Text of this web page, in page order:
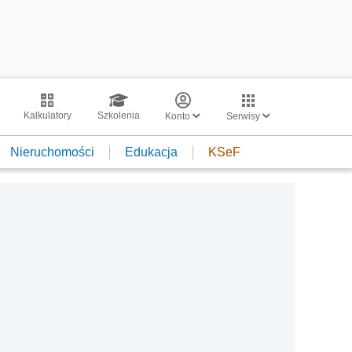
Kalkulatory Szkolenia Konto Serwisy
Nieruchomości Edukacja KSeF